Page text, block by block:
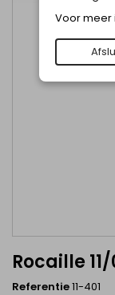
Rocaille
Referentie11-401
Voor meer